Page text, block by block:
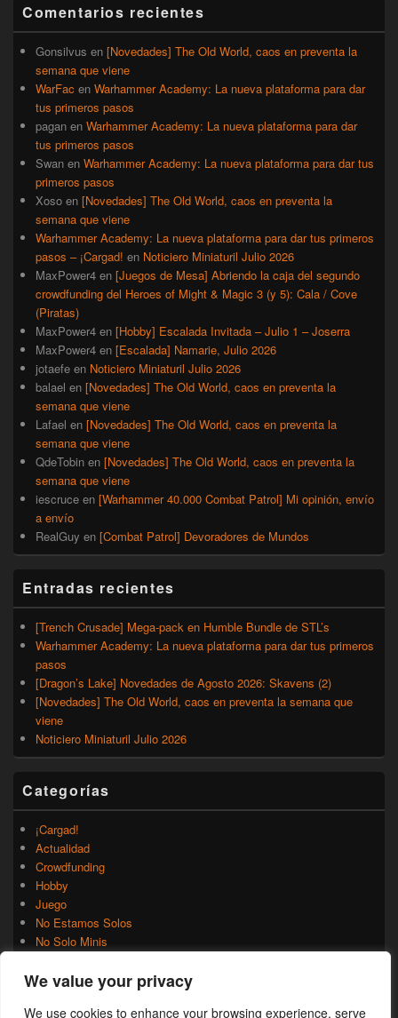
We value your privacy
We use cookies to enhance your browsing experience, serve
lateral
primaria
Comentarios recientes
Gonsilvus en [Novedades] The Old World, caos en preventa la
semana que viene
WarFac en Warhammer Academy: La nueva plataforma para dar
tus primeros pasos
pagan en Warhammer Academy: La nueva plataforma para dar
tus primeros pasos
Swan en Warhammer Academy: La nueva plataforma para dar tus
primeros pasos
Xoso en [Novedades] The Old World, caos en preventa la
semana que viene
Warhammer Academy: La nueva plataforma para dar tus primeros
pasos – ¡Cargad! en Noticiero Miniaturil Julio 2026
MaxPower4 en [Juegos de Mesa] Abriendo la caja del segundo
crowdfunding del Heroes of Might & Magic 3 (y 5): Cala / Cove
(Piratas)
MaxPower4 en [Hobby] Escalada Invitada – Julio 1 – Joserra
MaxPower4 en [Escalada] Namarie, Julio 2026
jotaefe en Noticiero Miniaturil Julio 2026
balael en [Novedades] The Old World, caos en preventa la
semana que viene
Lafael en [Novedades] The Old World, caos en preventa la
semana que viene
QdeTobin en [Novedades] The Old World, caos en preventa la
semana que viene
iescruce en [Warhammer 40.000 Combat Patrol] Mi opinión, envío
a envío
RealGuy en [Combat Patrol] Devoradores de Mundos
Entradas recientes
[Trench Crusade] Mega-pack en Humble Bundle de STL’s
Warhammer Academy: La nueva plataforma para dar tus primeros
pasos
[Dragon’s Lake] Novedades de Agosto 2026: Skavens (2)
[Novedades] The Old World, caos en preventa la semana que
viene
Noticiero Miniaturil Julio 2026
Categorías
¡Cargad!
Actualidad
Crowdfunding
Hobby
Juego
No Estamos Solos
No Solo Minis
Rumores